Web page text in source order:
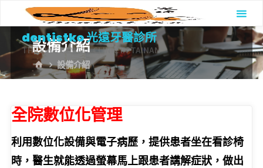
to
content
dentistko 光遠牙醫診所
THE FINE DENTAL CLINIC IN TAINAN
設備介紹
HOME設備介紹
全院數位化管理
利用數位化設備與電子病歷，提供患者坐在看診椅
時，醫生就能透過螢幕馬上跟患者講解症狀，做出